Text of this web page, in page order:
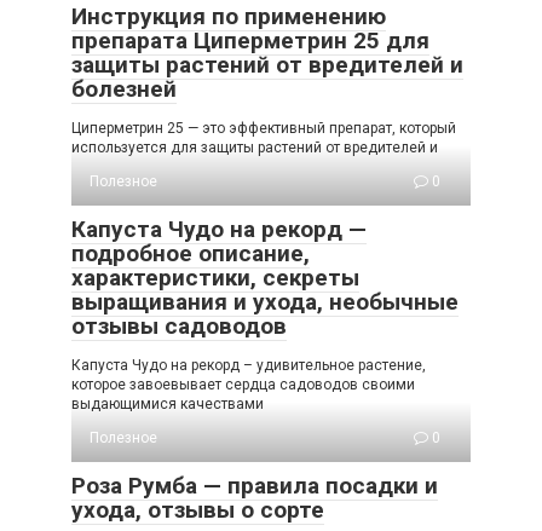
Инструкция по применению
препарата Циперметрин 25 для
защиты растений от вредителей и
болезней
Циперметрин 25 — это эффективный препарат, который
используется для защиты растений от вредителей и
Полезное
0
Капуста Чудо на рекорд —
подробное описание,
характеристики, секреты
выращивания и ухода, необычные
отзывы садоводов
Капуста Чудо на рекорд – удивительное растение,
которое завоевывает сердца садоводов своими
выдающимися качествами
Полезное
0
Роза Румба — правила посадки и
ухода, отзывы о сорте